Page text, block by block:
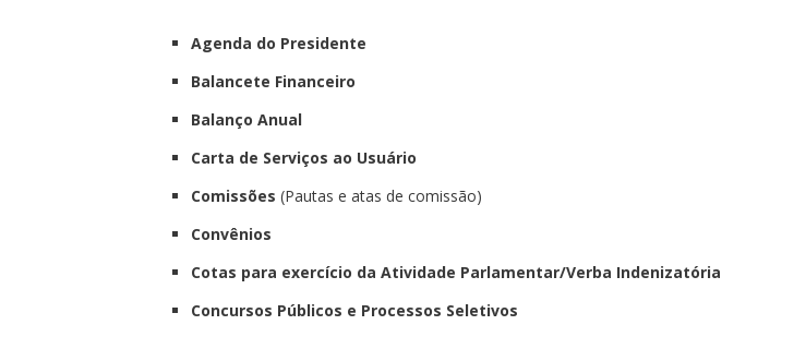
Agenda do Presidente
Balancete Financeiro
Balanço Anual
Carta de Serviços ao Usuário
Comissões (Pautas e atas de comissão)
Convênios
Cotas para exercício da Atividade Parlamentar/Verba Indenizatória
Concursos Públicos e Processos Seletivos